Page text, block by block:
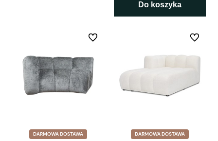
Do koszyka
DARMOWA DOSTAWA
Do ulubionych
DARMOWA DOSTAWA
Do